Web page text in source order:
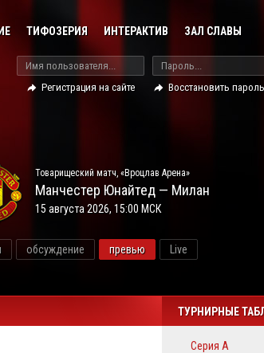
ТИФОЗЕРИЯ ИНТЕРАКТИВ ЗАЛ СЛАВЫ
Регистрация на сайте
Восстановить пароль
Товарищеский матч, «Вроцлав Арена»
Манчестер Юнайтед — Милан
15 августа 2026, 15:00 МСК
обсуждение превью Live
ТУРНИРНЫЕ
Серия А